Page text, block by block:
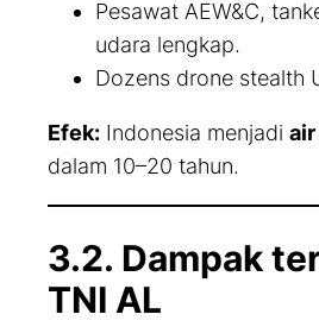
Pesawat AEW&C,
udara lengkap.
Dozens drone stealth
Efek: Indonesia menjadi
dalam 10–20 tahun.
3.2. Dampak
TNI AL